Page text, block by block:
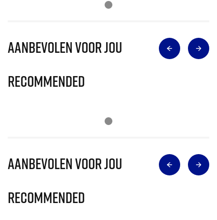
Aanbevolen voor jou
Recommended
Aanbevolen voor jou
Recommended